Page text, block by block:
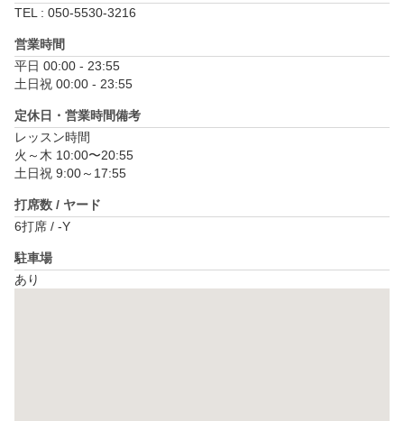
きます。
TEL : 050-5530-3216
営業時間
平日 00:00 - 23:55
土日祝 00:00 - 23:55
定休日・営業時間備考
レッスン時間
火～木 10:00〜20:55
土日祝 9:00～17:55
打席数 / ヤード
6打席 / -Y
駐車場
あり